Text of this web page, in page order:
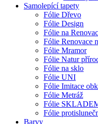
Samolepící tapety
Fólie Dřevo
Fólie Design
Fólie na
Fólie Renovace
Fólie Mramor
Fólie Natur
Fólie na sklo
Fólie UNI
Fólie Imitace
Fólie Metráž
Fólie
Fólie
Barvy